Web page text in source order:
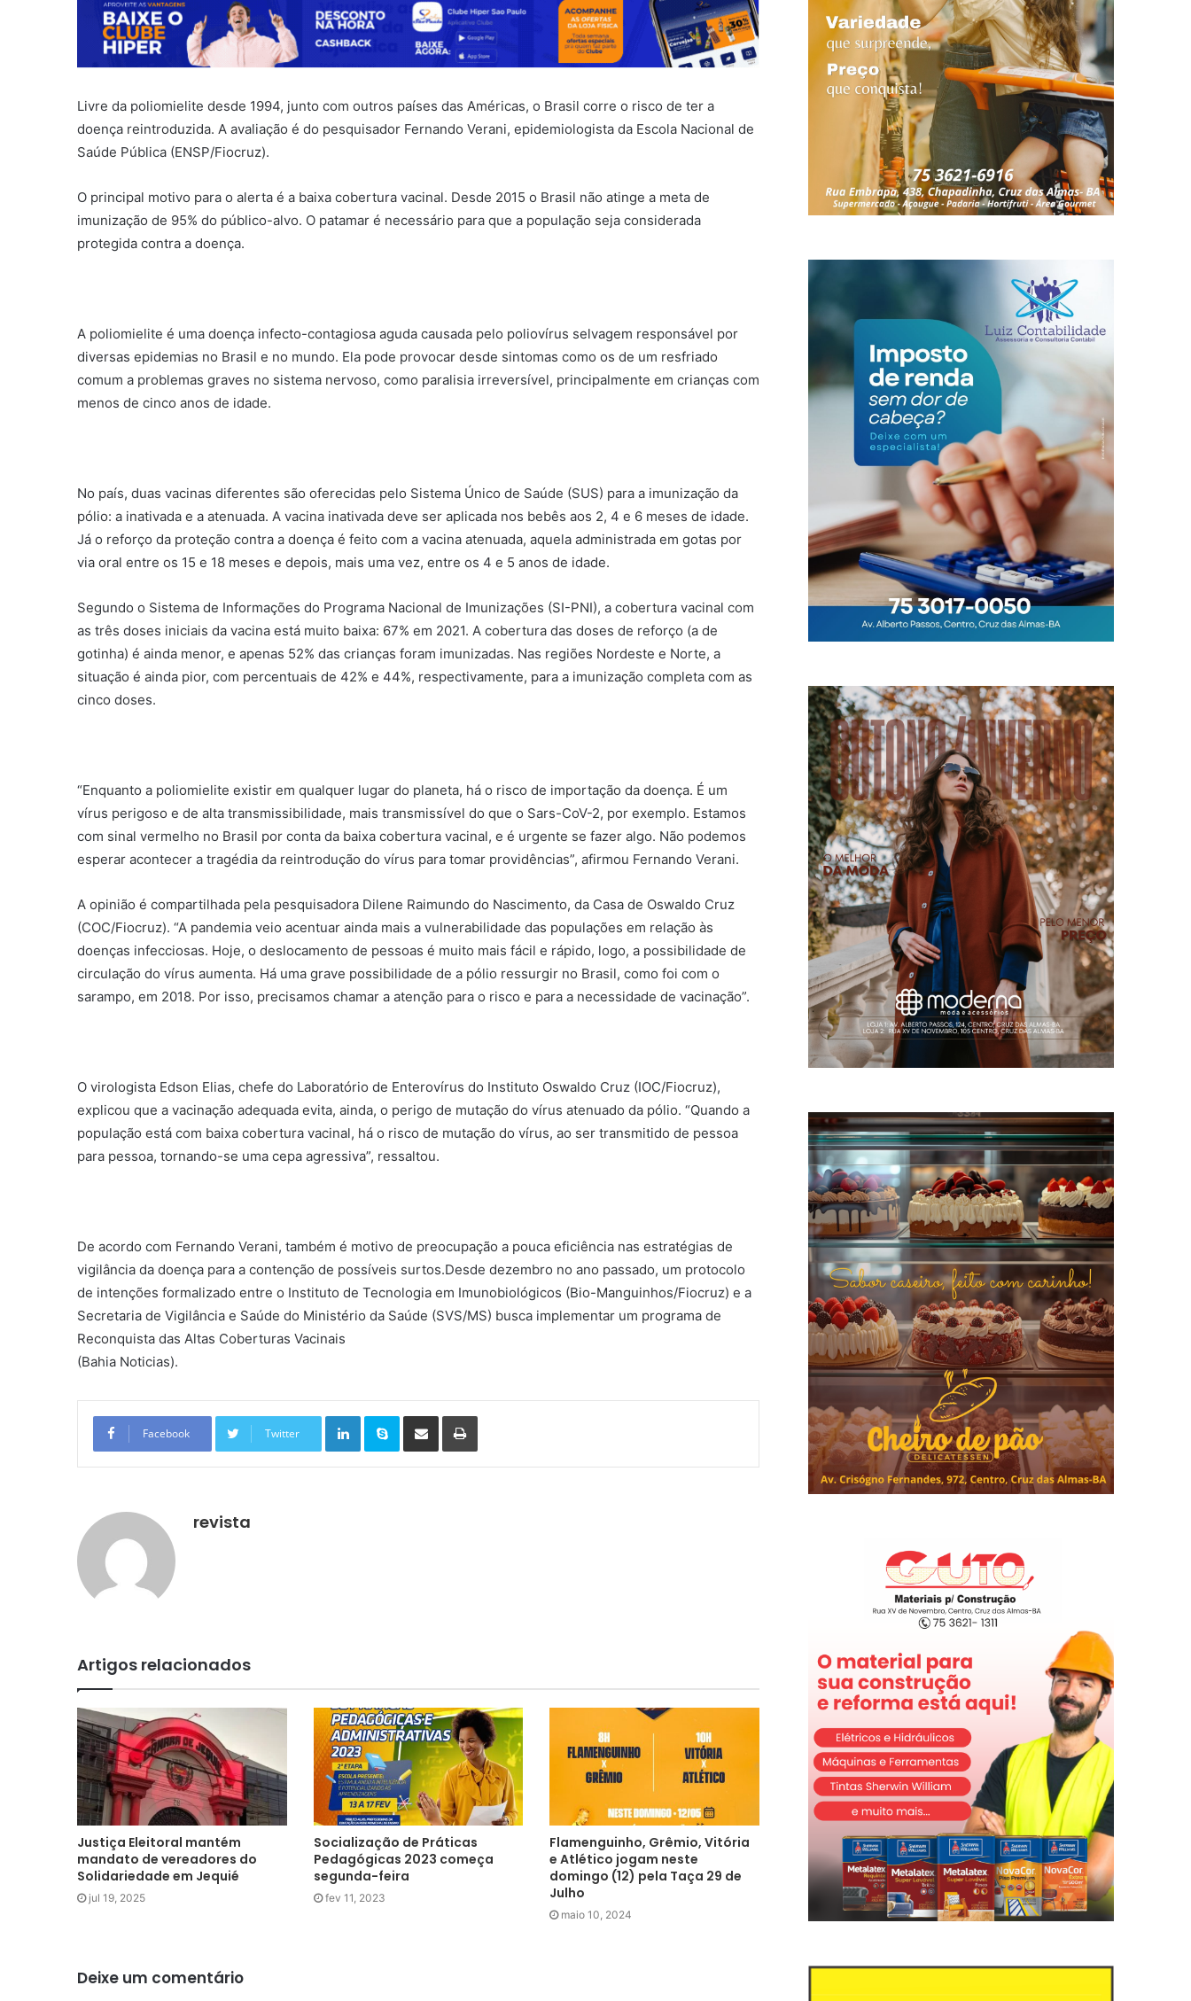
Livre da poliomielite desde 1994, junto com outros países das Américas, o Brasil corre o risco de ter a
doença reintroduzida. A avaliação é do pesquisador Fernando Verani, epidemiologista da Escola Nacional de
Saúde Pública (ENSP/Fiocruz).
O principal motivo para o alerta é a baixa cobertura vacinal. Desde 2015 o Brasil não atinge a meta de
imunização de 95% do público-alvo. O patamar é necessário para que a população seja considerada
protegida contra a doença.
A poliomielite é uma doença infecto-contagiosa aguda causada pelo poliovírus selvagem responsável por
diversas epidemias no Brasil e no mundo. Ela pode provocar desde sintomas como os de um resfriado
comum a problemas graves no sistema nervoso, como paralisia irreversível, principalmente em crianças com
menos de cinco anos de idade.
No país, duas vacinas diferentes são oferecidas pelo Sistema Único de Saúde (SUS) para a imunização da
pólio: a inativada e a atenuada. A vacina inativada deve ser aplicada nos bebês aos 2, 4 e 6 meses de idade.
Já o reforço da proteção contra a doença é feito com a vacina atenuada, aquela administrada em gotas por
via oral entre os 15 e 18 meses e depois, mais uma vez, entre os 4 e 5 anos de idade.
Segundo o Sistema de Informações do Programa Nacional de Imunizações (SI-PNI), a cobertura vacinal com
as três doses iniciais da vacina está muito baixa: 67% em 2021. A cobertura das doses de reforço (a de
gotinha) é ainda menor, e apenas 52% das crianças foram imunizadas. Nas regiões Nordeste e Norte, a
situação é ainda pior, com percentuais de 42% e 44%, respectivamente, para a imunização completa com as
cinco doses.
“Enquanto a poliomielite existir em qualquer lugar do planeta, há o risco de importação da doença. É um
vírus perigoso e de alta transmissibilidade, mais transmissível do que o Sars-CoV-2, por exemplo. Estamos
com sinal vermelho no Brasil por conta da baixa cobertura vacinal, e é urgente se fazer algo. Não podemos
esperar acontecer a tragédia da reintrodução do vírus para tomar providências”, afirmou Fernando Verani.
A opinião é compartilhada pela pesquisadora Dilene Raimundo do Nascimento, da Casa de Oswaldo Cruz
(COC/Fiocruz). “A pandemia veio acentuar ainda mais a vulnerabilidade das populações em relação às
doenças infecciosas. Hoje, o deslocamento de pessoas é muito mais fácil e rápido, logo, a possibilidade de
circulação do vírus aumenta. Há uma grave possibilidade de a pólio ressurgir no Brasil, como foi com o
sarampo, em 2018. Por isso, precisamos chamar a atenção para o risco e para a necessidade de vacinação”.
O virologista Edson Elias, chefe do Laboratório de Enterovírus do Instituto Oswaldo Cruz (IOC/Fiocruz),
explicou que a vacinação adequada evita, ainda, o perigo de mutação do vírus atenuado da pólio. “Quando a
população está com baixa cobertura vacinal, há o risco de mutação do vírus, ao ser transmitido de pessoa
para pessoa, tornando-se uma cepa agressiva”, ressaltou.
De acordo com Fernando Verani, também é motivo de preocupação a pouca eficiência nas estratégias de
vigilância da doença para a contenção de possíveis surtos.Desde dezembro no ano passado, um protocolo
de intenções formalizado entre o Instituto de Tecnologia em Imunobiológicos (Bio-Manguinhos/Fiocruz) e a
Secretaria de Vigilância e Saúde do Ministério da Saúde (SVS/MS) busca implementar um programa de
Reconquista das Altas Coberturas Vacinais
(Bahia Noticias).
Facebook Twitter
Linkedin Skype
revista
Artigos relacionados
Justiça Eleitoral mantém
mandato de vereadores do
Solidariedade em Jequié
jul 19, 2025
Socialização de Práticas
Pedagógicas 2023 começa
segunda-feira
fev 11, 2023
Flamenguinho, Grêmio, Vitória
e Atlético jogam neste
domingo (12) pela Taça 29 de
Julho
maio 10, 2024
Deixe um comentário